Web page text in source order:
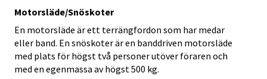
Motorsläde/Snöskoter
En motorsläde är ett terrängfordon som har medar
eller band. En snöskoter är en banddriven motorsläde
med plats för högst två personer utöver föraren och
med en egenmassa av högst 500 kg.